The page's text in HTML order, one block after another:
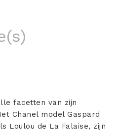
facetten van zijn
Chanel model Gaspard
Loulou de La Falaise, zijn